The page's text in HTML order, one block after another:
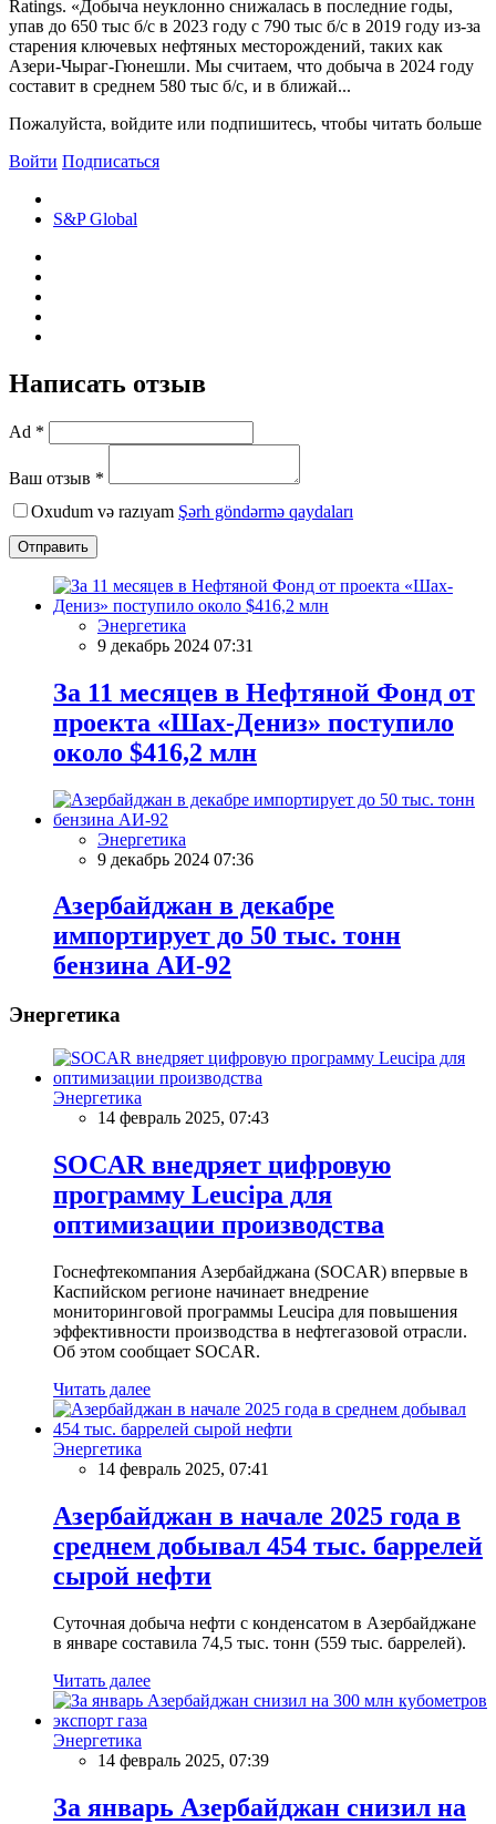
Ratings. «Добыча неуклонно снижалась в последние годы,
упав до 650 тыс б/с в 2023 году с 790 тыс б/с в 2019 году из-за
старения ключевых нефтяных месторождений, таких как
Азери-Чыраг-Гюнешли. Мы считаем, что добыча в 2024 году
составит в среднем 580 тыс б/с, и в ближай...
Пожалуйста, войдите или подпишитесь, чтобы читать больше
Войти Подписаться
S&P Global
Написать отзыв
Ad *
Ваш отзыв *
Oxudum və razıyam Şərh göndərmə qaydaları
Отправить
Энергетика
9 декабрь 2024 07:31
За 11 месяцев в Нефтяной Фонд от
проекта «Шах-Дениз» поступило
около $416,2 млн
Энергетика
9 декабрь 2024 07:36
Азербайджан в декабре
импортирует до 50 тыс. тонн
бензина АИ-92
Энергетика
Энергетика
14 февраль 2025, 07:43
SOCAR внедряет цифровую
программу Leucipa для
оптимизации производства
Госнефтекомпания Азербайджана (SOCAR) впервые в
Каспийском регионе начинает внедрение
мониторинговой программы Leucipa для повышения
эффективности производства в нефтегазовой отрасли.
Об этом сообщает SOCAR.
Читать далее
Энергетика
14 февраль 2025, 07:41
Азербайджан в начале 2025 года в
среднем добывал 454 тыс. баррелей
сырой нефти
Суточная добыча нефти с конденсатом в Азербайджане
в январе составила 74,5 тыс. тонн (559 тыс. баррелей).
Читать далее
Энергетика
14 февраль 2025, 07:39
За январь Азербайджан снизил на